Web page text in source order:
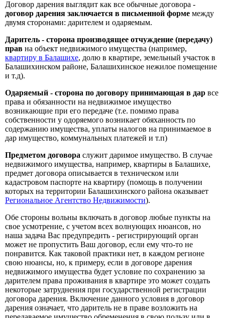
Договор дарения выглядит как все обычные договора -
договор дарения заключается в письменной форме между
двумя сторонами: дарителем и одаряемым.
Даритель - сторона производящее отчуждение (передачу)
прав на объект недвижимого имущества (например,
квартиру в Балашихе, долю в квартире, земельный участок в
Балашихинском районе, Балашихинское нежилое помещение
и т.д).
Одаряемый - сторона по договору принимающая в дар все
права и обязанности на недвижимое имущество
возникающие при его передаче (т.е. помимо права
собственности у одоряемого возникает обяханность по
содержанию имущества, уплаты налогов на принимаемое в
дар имущество, коммунальных платежей и т.п)
Предметом договора служит даримое имущество. В случае
недвижимого имущества, например, квартиры в Балашихе,
предмет договора описывается в техническом или
кадастровом паспорте на квартиру (помощь в получении
которых на территории Балашихинского района оказывает
Региональное Агентство Недвижимости).
Обе стороны вольны включать в договор любые пункты на
свое усмотрение, с учетом всех волнующих нюансов, но
наша задача Вас предупредить - регистрирующий орган
может не пропустить Ваш договор, если ему что-то не
понравится. Как таковой практики нет, в каждом регионе
свою нюансы, но, к примеру, если в договоре дарения
недвижимого имущества будет условие по сохранению за
дарителем права проживания в квартире это может создать
некоторые затруднения при государственной регистрации
договора дарения. Включение данного условия в договор
дарения означает, что даритель не в праве возложить на